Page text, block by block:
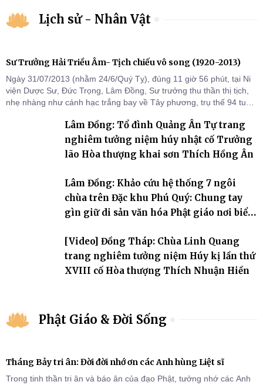
Lịch sử - Nhân Vật
Sư Trưởng Hải Triều Âm- Tịch chiếu vô song (1920-2013)
Ngày 31/07/2013 (nhằm 24/6/Quý Tỵ), đúng 11 giờ 56 phút, tại Ni
viện Dược Sư, Đức Trọng, Lâm Đồng, Sư trưởng thu thần thị tịch,
nhẹ nhàng như cánh hạc trắng bay về Tây phương, trụ thế 94 tuổi
Lâm Đồng: Tổ đình Quảng Ân Tự trang
nghiêm tưởng niệm húy nhật cố Trưởng
lão Hòa thượng khai sơn Thích Hồng Ân
Lâm Đồng: Khảo cứu hệ thống 7 ngôi
chùa trên Đặc khu Phú Quý: Chung tay
gìn giữ di sản văn hóa Phật giáo nơi biển
[Video] Đồng Tháp: Chùa Linh Quang
trang nghiêm tưởng niệm Húy kị lần thứ
XVIII cố Hòa thượng Thích Nhuận Hiền
Phật Giáo & Đời Sống
Tháng Bảy tri ân: Đời đời nhớ ơn các Anh hùng Liệt sĩ
Trong tinh thần tri ân và báo ân của đạo Phật, tưởng nhớ các Anh